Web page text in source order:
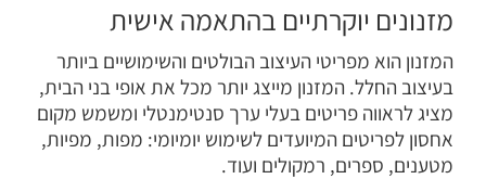
מזנונים יוקרתיים בהתאמה אישית
המזנון הוא מפריטי העיצוב הבולטים והשימושיים ביותר
בעיצוב החלל. המזנון מייצג יותר מכל את אופי בני הבית,
מציג לראווה פריטים בעלי ערך סנטימנטלי ומשמש מקום
אחסון לפריטים המיועדים לשימוש יומיומי: מפות, מפיות,
מטענים, ספרים, רמקולים ועוד.